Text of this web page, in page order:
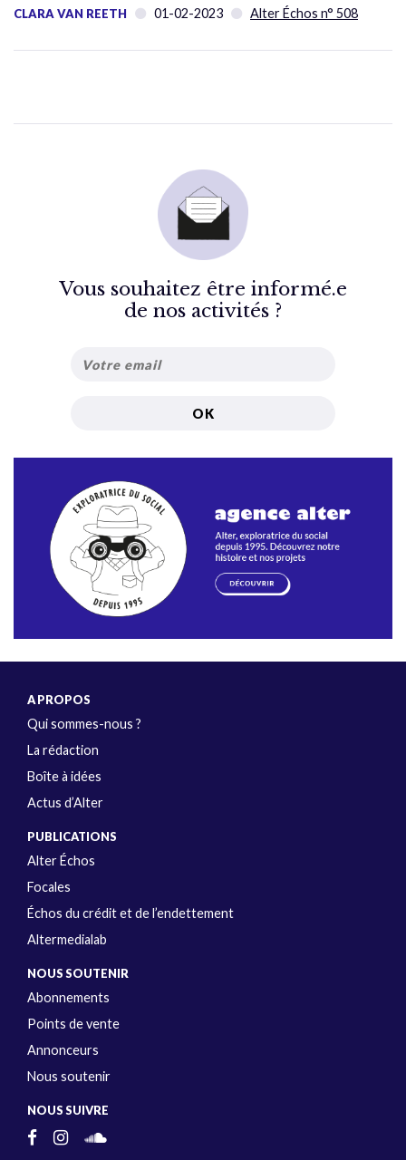
CLARA VAN REETH 01-02-2023 Alter Échos n° 508
Vous souhaitez être informé.e
de nos activités ?
A PROPOS
Qui sommes-nous ?
La rédaction
Boîte à idées
Actus d’Alter
PUBLICATIONS
Alter Échos
Focales
Échos du crédit et de l’endettement
Altermedialab
NOUS SOUTENIR
Abonnements
Points de vente
Annonceurs
Nous soutenir
NOUS SUIVRE